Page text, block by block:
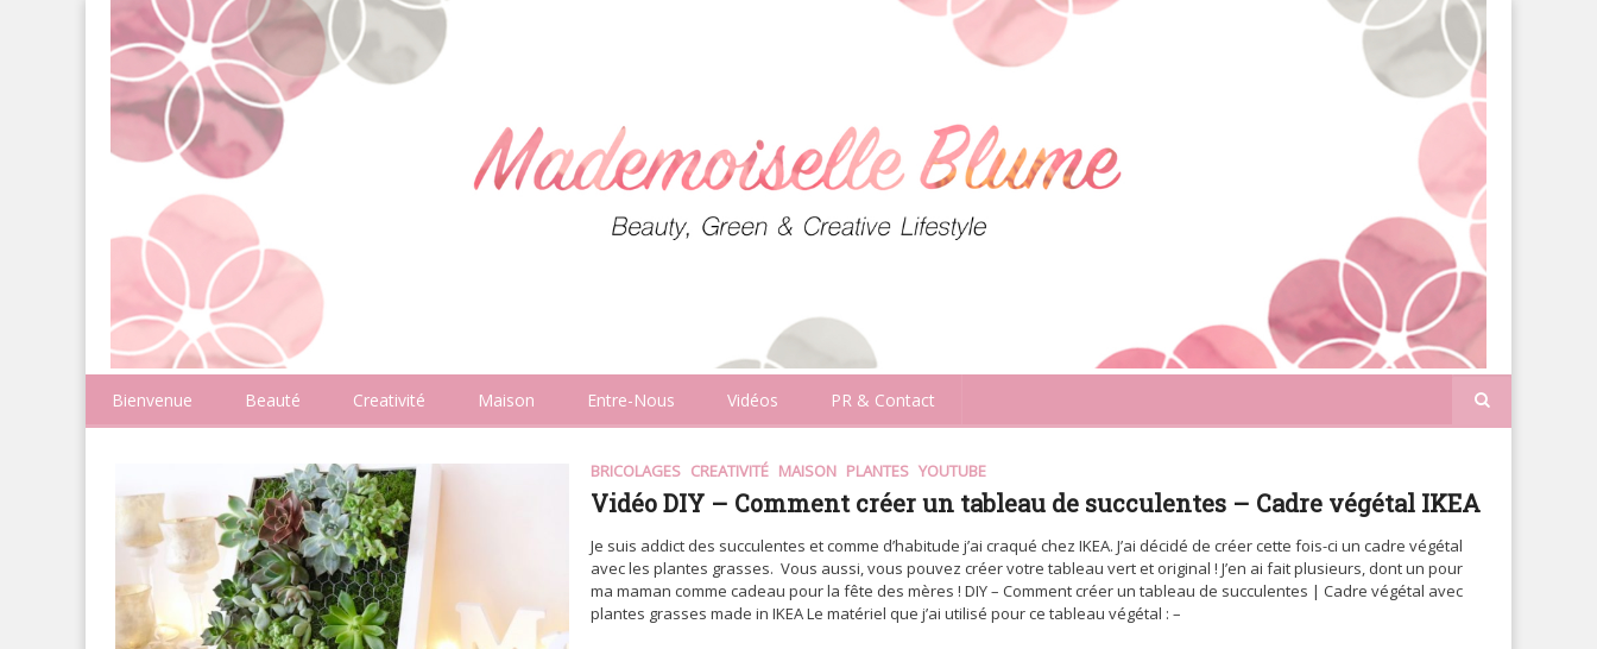
Bienvenue Beauté Creativité Maison Entre-Nous Vidéos PR & Contact
BRICOLAGES CREATIVITÉ MAISON PLANTES YOUTUBE
Vidéo DIY – Comment créer un tableau de succulentes – Cadre végétal IKEA
Je suis addict des succulentes et comme d’habitude j’ai craqué chez IKEA. J’ai décidé de créer cette fois-ci un cadre végétal
avec les plantes grasses. Vous aussi, vous pouvez créer votre tableau vert et original ! J’en ai fait plusieurs, dont un pour
ma maman comme cadeau pour la fête des mères ! DIY – Comment créer un tableau de succulentes | Cadre végétal avec
plantes grasses made in IKEA Le matériel que j’ai utilisé pour ce tableau végétal : –